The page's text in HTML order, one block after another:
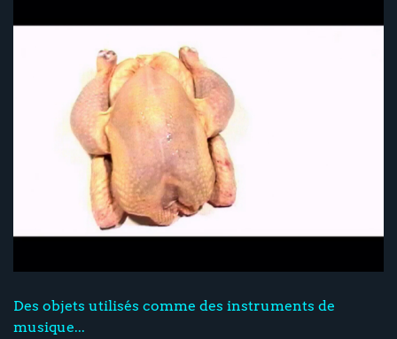
Des objets utilisés comme des instruments de
musique...